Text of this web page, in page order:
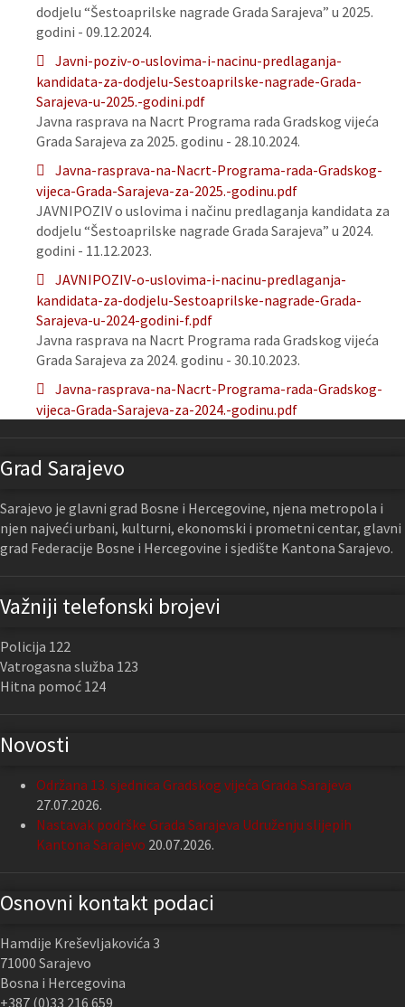
dodjelu “Šestoaprilske nagrade Grada Sarajeva” u 2025.
godini - 09.12.2024.
Javni-poziv-o-uslovima-i-nacinu-predlaganja-
kandidata-za-dodjelu-Sestoaprilske-nagrade-Grada-
Sarajeva-u-2025.-godini.pdf
Javna rasprava na Nacrt Programa rada Gradskog vijeća
Grada Sarajeva za 2025. godinu - 28.10.2024.
Javna-rasprava-na-Nacrt-Programa-rada-Gradskog-
vijeca-Grada-Sarajeva-za-2025.-godinu.pdf
JAVNIPOZIV o uslovima i načinu predlaganja kandidata za
dodjelu “Šestoaprilske nagrade Grada Sarajeva” u 2024.
godini - 11.12.2023.
JAVNIPOZIV-o-uslovima-i-nacinu-predlaganja-
kandidata-za-dodjelu-Sestoaprilske-nagrade-Grada-
Sarajeva-u-2024-godini-f.pdf
Javna rasprava na Nacrt Programa rada Gradskog vijeća
Grada Sarajeva za 2024. godinu - 30.10.2023.
Javna-rasprava-na-Nacrt-Programa-rada-Gradskog-
vijeca-Grada-Sarajeva-za-2024.-godinu.pdf
Grad Sarajevo
Sarajevo je glavni grad Bosne i Hercegovine, njena metropola i
njen najveći urbani, kulturni, ekonomski i prometni centar, glavni
grad Federacije Bosne i Hercegovine i sjedište Kantona Sarajevo.
Važniji telefonski brojevi
Policija 122
Vatrogasna služba 123
Hitna pomoć 124
Novosti
Održana 13. sjednica Gradskog vijeća Grada Sarajeva
27.07.2026.
Nastavak podrške Grada Sarajeva Udruženju slijepih
Kantona Sarajevo 20.07.2026.
Osnovni kontakt podaci
Hamdije Kreševljakovića 3
71000 Sarajevo
Bosna i Hercegovina
+387 (0)33 216 659